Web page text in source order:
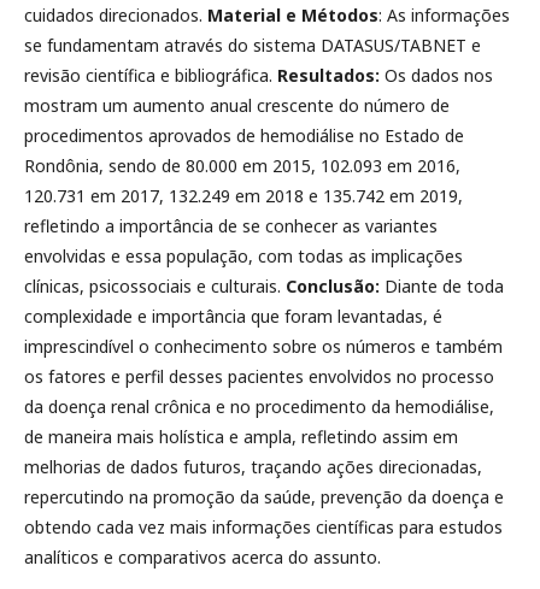
cuidados direcionados. Material e Métodos: As informações
se fundamentam através do sistema DATASUS/TABNET e
revisão científica e bibliográfica. Resultados: Os dados nos
mostram um aumento anual crescente do número de
procedimentos aprovados de hemodiálise no Estado de
Rondônia, sendo de 80.000 em 2015, 102.093 em 2016,
120.731 em 2017, 132.249 em 2018 e 135.742 em 2019,
refletindo a importância de se conhecer as variantes
envolvidas e essa população, com todas as implicações
clínicas, psicossociais e culturais. Conclusão: Diante de toda
complexidade e importância que foram levantadas, é
imprescindível o conhecimento sobre os números e também
os fatores e perfil desses pacientes envolvidos no processo
da doença renal crônica e no procedimento da hemodiálise,
de maneira mais holística e ampla, refletindo assim em
melhorias de dados futuros, traçando ações direcionadas,
repercutindo na promoção da saúde, prevenção da doença e
obtendo cada vez mais informações científicas para estudos
analíticos e comparativos acerca do assunto.